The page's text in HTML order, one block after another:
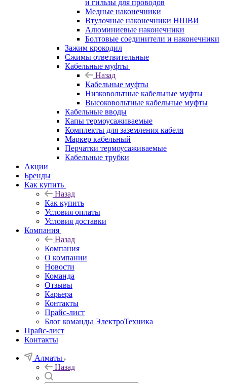
и гильзы для проводов
Медные наконечники
Втулочные наконечники НШВИ
Алюминиевые наконечники
Болтовые соединители и наконечники
Зажим крокодил
Сжимы ответвительные
Кабельные муфты
Назад
Кабельные муфты
Низковольтные кабельные муфты
Высоковольтные кабельные муфты
Кабельные вводы
Капы термоусаживаемые
Комплекты для заземления кабеля
Маркер кабельный
Перчатки термоусаживаемые
Кабельные трубки
Акции
Бренды
Как купить
Назад
Как купить
Условия оплаты
Условия доставки
Компания
Назад
Компания
О компании
Новости
Команда
Отзывы
Карьера
Контакты
Прайс-лист
Блог команды ЭлектроТехника
Прайс-лист
Контакты
Алматы
Назад